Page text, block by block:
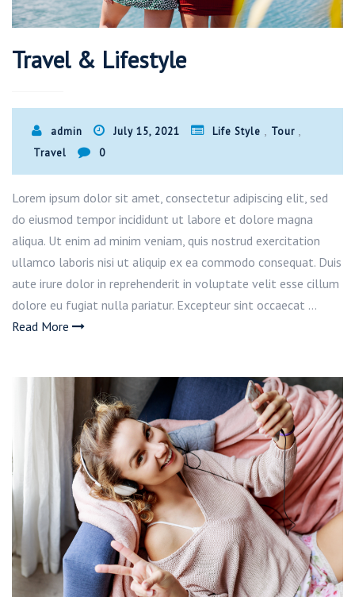
Travel & Lifestyle
admin July 15, 2021 Life Style Tour
Travel 0
Lorem ipsum dolor sit amet, consectetur adipiscing elit, sed
do eiusmod tempor incididunt ut labore et dolore magna
aliqua. Ut enim ad minim veniam, quis nostrud exercitation
ullamco laboris nisi ut aliquip ex ea commodo consequat. Duis
aute irure dolor in reprehenderit in voluptate velit esse cillum
dolore eu fugiat nulla pariatur. Excepteur sint occaecat …
Read More